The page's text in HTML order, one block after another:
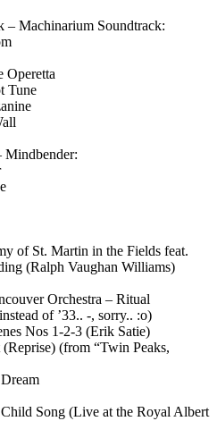
‎– Machinarium Soundtrack:
Operetta
Tune
Mindbender:
of St. Martin in the Fields feat.
(Ralph Vaughan Williams)
Orchestra – Ritual
of ’33.. -, sorry.. :o)
Nos 1-2-3 (Erik Satie)
(from “Twin Peaks,
Song (Live at the Royal Albert